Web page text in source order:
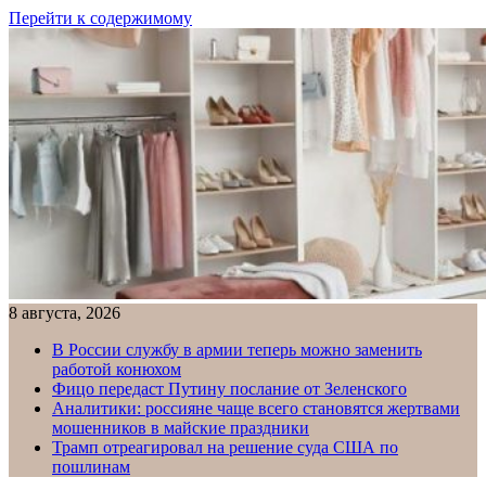
Перейти к содержимому
8 августа, 2026
В России службу в армии теперь можно заменить
работой конюхом
Фицо передаст Путину послание от Зеленского
Аналитики: россияне чаще всего становятся жертвами
мошенников в майские праздники
Трамп отреагировал на решение суда США по
пошлинам